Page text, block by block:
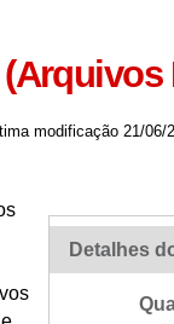
modificação21/06/
Detalhes